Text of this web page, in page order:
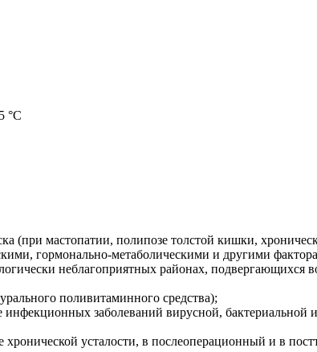
°C
(при мастопатии, полипозе толстой кишки,
гормонально-метаболическими и другими
неблагоприятных районах,
поливитаминного средства);
заболеваний вирусной, бактериальной
усталости, в послеоперационный и в